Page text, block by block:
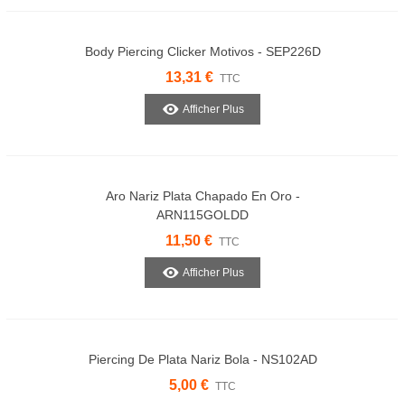
Body Piercing Clicker Motivos - SEP226D
13,31 € TTC
Afficher Plus
Aro Nariz Plata Chapado En Oro -
ARN115GOLDD
11,50 € TTC
Afficher Plus
Piercing De Plata Nariz Bola - NS102AD
5,00 € TTC